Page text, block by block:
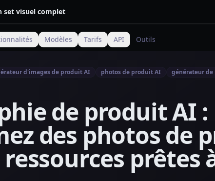
set visuel complet
Modèles Tarifs API Outils
d'images de produit AI photos de produit AI
générateur
de produit AI :
des photos de
prêtes